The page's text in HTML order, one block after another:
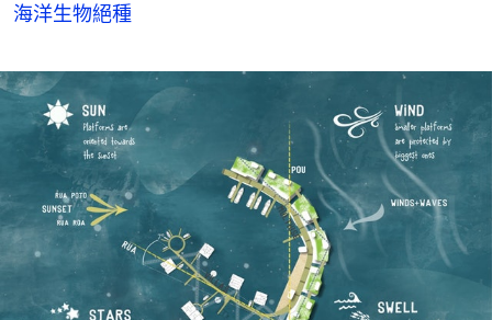
海洋生物絕種